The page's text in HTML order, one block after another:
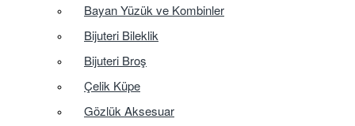
Bayan Yüzük ve Kombinler
Bijuteri Bileklik
Bijuteri Broş
Çelik Küpe
Gözlük Aksesuar